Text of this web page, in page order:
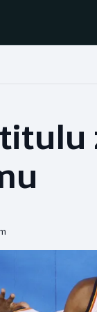
Baseball a softbal
Basketbal
Boby a skeleton